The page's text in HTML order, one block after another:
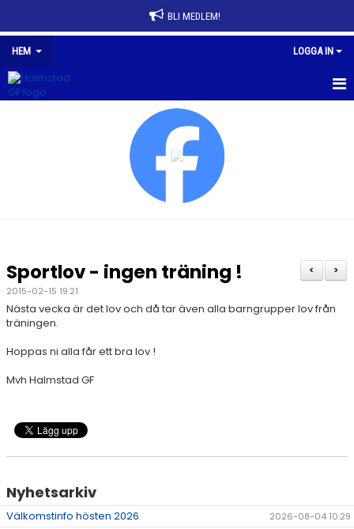
BLI MEDLEM!
HEM LOGGA IN
SPONSRING
HALMSTAD GF HALLEN
HALMSTAD TRUPPCUP
>
<
Sportlov - ingen träning !
2015-02-15 19:21
Nästa vecka är det lov och då tar även alla barngrupper lov från
träningen.
Hoppas ni alla får ett bra lov !
Mvh Halmstad GF
Nyhetsarkiv
Välkomstinfo hösten 2026 2026-08-04 10:29